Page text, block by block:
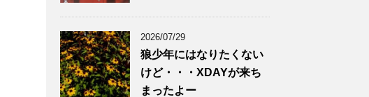
2026/07/29
狼少年にはなりたくない
けど・・・XDAYが来ち
まったよー